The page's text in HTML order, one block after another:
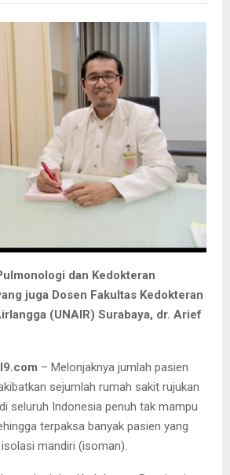
dan Kedokteran
juga Dosen Fakultas Kedokteran
(UNAIR) Surabaya, dr. Arief
– Melonjaknya jumlah pasien
sejumlah rumah sakit rujukan
seluruh Indonesia penuh tak mampu
terpaksa banyak pasien yang
mandiri (isoman).